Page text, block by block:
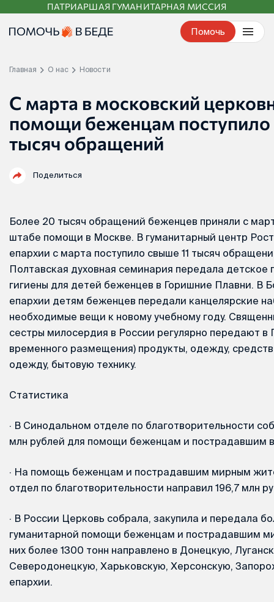
контенту
ПАТРИАРШАЯ ГУМАНИТАРНАЯ МИССИЯ
Помочь
Главная О нас Новости
С марта в московский
помощи беженцам
тысяч обращений
Поделиться
Более 20 тысяч обращений беженцев приняли с
штабе помощи в Москве. В гуманитарный центр
епархии с марта поступило свыше 11 тысяч
Полтавская духовная семинария передала детское
гигиены для детей беженцев в Горишние Плавни. В
епархии детям беженцев передали канцелярские
необходимые вещи к новому учебному году.
сестры милосердия в России регулярно передают в
временного размещения) продукты, одежду,
одежду, бытовую технику.
Статистика
· В Cинодальном отделе по благотворительности
млн рублей для помощи беженцам и пострадавшим
· На помощь беженцам и пострадавшим мирным
отдел по благотворительности направил 196,7 млн
· В России Церковь собрала, закупила и передала
гуманитарной помощи беженцам и пострадавшим
них более 1300 тонн направлено в Донецкую,
Северодонецкую, Харьковскую, Херсонскую,
епархии.